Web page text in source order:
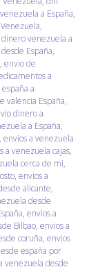
a España,
,
venezuela a
España,
,envio de
a
a
valencia España,
dinero a
a España,
,envios a venezuela
a venezuela cajas,
cerca de mi,
,envios a
alicante,
desde
,envios a
Bilbao,envios a
coruña,envios
españa por
venezuela desde